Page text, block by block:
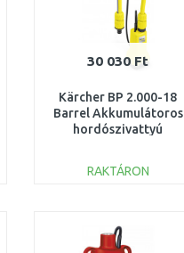
30 030 Ft
Kärcher BP 2.000-18
Barrel Akkumulátoros
hordószivattyú
1.645-475.0
RAKTÁRON
Összehasonlítás